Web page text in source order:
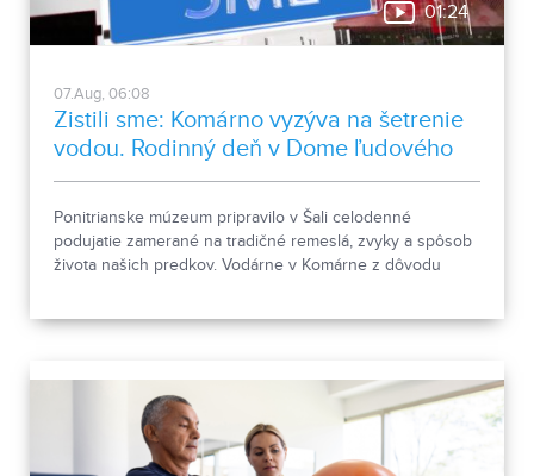
01:24
07.Aug, 06:08
Zistili sme: Komárno vyzýva na šetrenie
vodou. Rodinný deň v Dome ľudového
bývania a architektúry
Ponitrianske múzeum pripravilo v Šali celodenné
podujatie zamerané na tradičné remeslá, zvyky a spôsob
života našich predkov. Vodárne v Komárne z dôvodu